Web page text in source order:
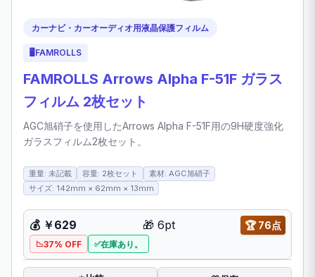
カーナビ・カーオーディオ用液晶保護フィルム
🖥️ FAMROLLS
FAMROLLS Arrows Alpha F-51F ガラス
フィルム 2枚セット
AGC旭硝子を使用したArrows Alpha F-51F用の9H硬度強化
ガラスフィルム2枚セット。
重量: 未記載 容量: 2枚セット
素材: AGC旭硝子
サイズ: 142mm × 62mm × 13mm
💰 ￥629 🎁 6pt 🏆76点
37% OFF 在庫あり。